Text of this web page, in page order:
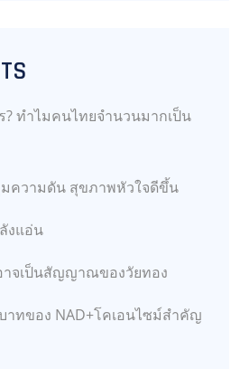
? ทำไมคนไทยจำนวนมากเป็น
ความดัน สุขภาพหัวใจดีขึ้น
งแอ่น
จเป็นสัญญาณของวัยทอง
าทของ NAD+โคเอนไซม์สำคัญ